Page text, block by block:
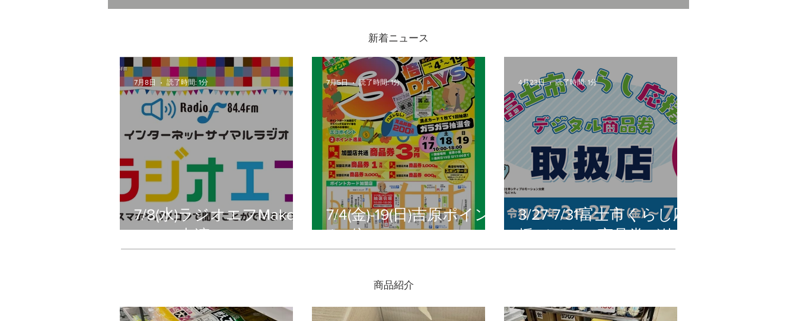
木曽さわらの飯台(寿司桶)を
災害の備えに。ポリタンクや
新着ニュース
7/8(水)ラジオエフMake
Happy出演
7月8日 読了時間: 1分
7/4(金)-19(日)吉原ポイン
ト3倍DAYS
7月5日 読了時間: 1分
3/27-7/31富士市くらし応
援デジタル商品券が使え
4月23日 読了時間: 1分
​商品紹介